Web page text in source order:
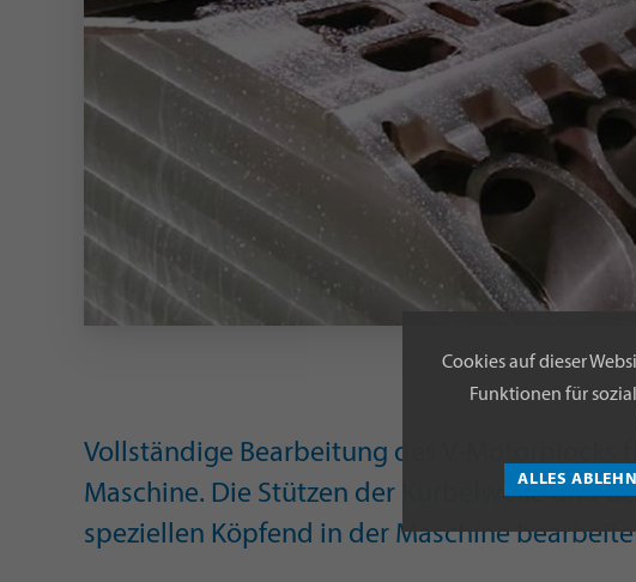
Vollständige Bearbeitung des V-Motorblocks
Maschine. Die Stützen der Kurbelwelle und
speziellen Köpfend in der Maschine
Cookies auf dieser
Funktionen für
ALLES